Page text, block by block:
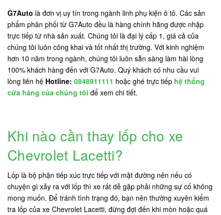
G7Auto là đơn vị uy tín trong ngành linh phụ kiện ô tô. Các sản
phẩm phân phối từ G7Auto đều là hàng chính hãng được nhập
trực tiếp từ nhà sản xuất. Chúng tôi là đại lý cấp 1, giá cả của
chúng tôi luôn công khai và tốt nhất thị trường. Với kinh nghiệm
hơn 10 năm trong ngành, chúng tôi luôn sẵn sàng làm hài lòng
100% khách hàng đến với G7Auto. Quý khách có nhu cầu vui
lòng liên hệ Hotline: 0848911111 hoặc ghé trực tiếp hệ thống
cửa hàng của chúng tôi để xem chi tiết.
Khi nào cần thay lốp cho xe
Chevrolet Lacetti?
Lốp là bộ phận tiếp xúc trực tiếp với mặt đường nên nếu có
chuyện gì xảy ra với lốp thì xe rất dễ gặp phải những sự cố không
mong muốn. Để tránh tình trạng đó, bạn nên thường xuyên kiểm
tra lốp của xe Chevrolet Lacetti, đừng đợi đến khi mòn hoặc quá